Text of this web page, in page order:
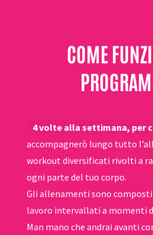
COME
4 volte alla settimana, per
accompagnerò lungo tutto
workout diversificati rivolti a
ogni parte del tuo corpo.
Gli allenamenti sono
lavoro intervallati a momenti
Man mano che andrai avanti